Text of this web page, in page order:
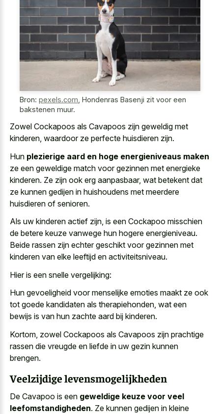
Bron: pexels.com Hondenras Basenji zit voor een
bakstenen muur.
Zowel Cockapoos als Cavapoos zijn geweldig met
kinderen, waardoor ze perfecte huisdieren zijn.
Hun plezierige aard en hoge energieniveaus maken
ze een geweldige match voor gezinnen met energieke
kinderen. Ze zijn ook erg aanpasbaar, wat betekent dat
ze kunnen gedijen in huishoudens met meerdere
huisdieren of senioren.
Als uw kinderen actief zijn, is een Cockapoo misschien
de betere keuze vanwege hun hogere energieniveau.
Beide rassen zijn echter geschikt voor gezinnen met
kinderen van elke leeftijd en activiteitsniveau.
Hier is een snelle vergelijking:
Hun gevoeligheid voor menselijke emoties maakt ze ook
tot goede kandidaten als therapiehonden, wat een
bewijs is van hun zachte aard bij kinderen.
Kortom, zowel Cockapoos als Cavapoos zijn prachtige
rassen die vreugde en liefde in uw gezin kunnen
brengen.
Veelzijdige levensmogelijkheden
De Cavapoo is een geweldige keuze voor veel
leefomstandigheden. Ze kunnen gedijen in kleine